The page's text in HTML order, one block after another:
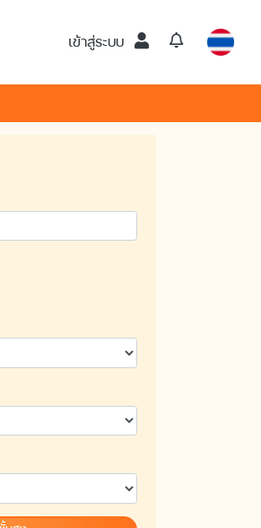
เข้าสู่ระบบ